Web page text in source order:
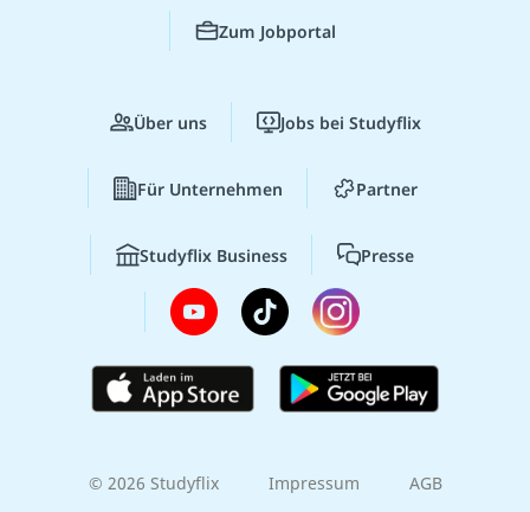
Zum Jobportal
Über uns Jobs bei Studyflix
Für Unternehmen Partner
Studyflix Business Presse
© 2026 Studyflix Impressum AGB